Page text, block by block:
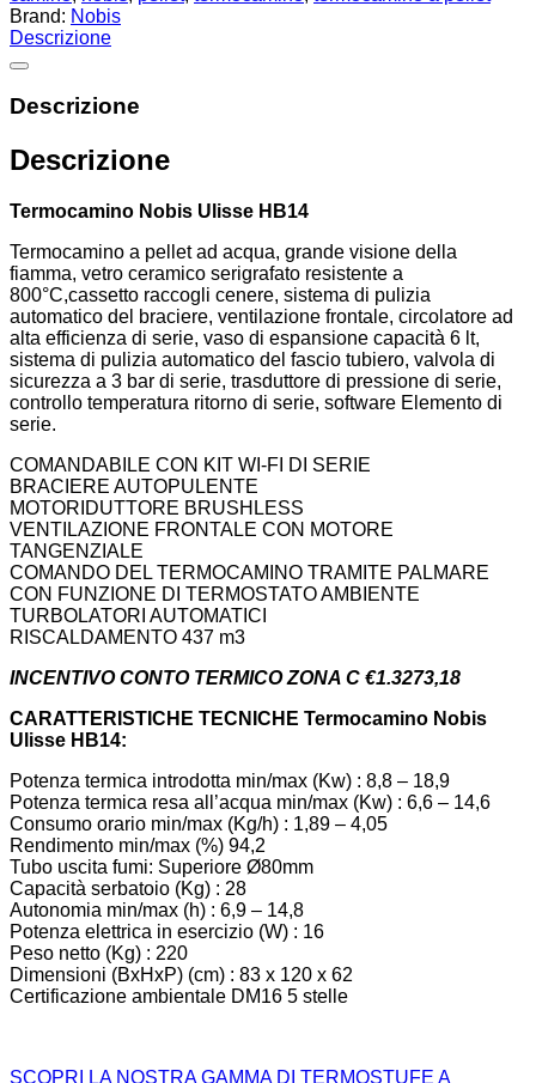
Brand: Nobis
Descrizione
Descrizione
Descrizione
Termocamino Nobis Ulisse HB14
Termocamino a pellet ad acqua, grande visione della
fiamma, vetro ceramico serigrafato resistente a
800°C,cassetto raccogli cenere, sistema di pulizia
automatico del braciere, ventilazione frontale, circolatore ad
alta efficienza di serie, vaso di espansione capacità 6 lt,
sistema di pulizia automatico del fascio tubiero, valvola di
sicurezza a 3 bar di serie, trasduttore di pressione di serie,
controllo temperatura ritorno di serie, software Elemento di
serie.
COMANDABILE CON KIT WI-FI DI SERIE
BRACIERE AUTOPULENTE
MOTORIDUTTORE BRUSHLESS
VENTILAZIONE FRONTALE CON MOTORE
TANGENZIALE
COMANDO DEL TERMOCAMINO TRAMITE PALMARE
CON FUNZIONE DI TERMOSTATO AMBIENTE
TURBOLATORI AUTOMATICI
RISCALDAMENTO 437 m3
INCENTIVO CONTO TERMICO ZONA C €1.3273,18
CARATTERISTICHE TECNICHE Termocamino Nobis
Ulisse HB14:
Potenza termica introdotta min/max (Kw) : 8,8 – 18,9
Potenza termica resa all’acqua min/max (Kw) : 6,6 – 14,6
Consumo orario min/max (Kg/h) : 1,89 – 4,05
Rendimento min/max (%) 94,2
Tubo uscita fumi: Superiore Ø80mm
Capacità serbatoio (Kg) : 28
Autonomia min/max (h) : 6,9 – 14,8
Potenza elettrica in esercizio (W) : 16
Peso netto (Kg) : 220
Dimensioni (BxHxP) (cm) : 83 x 120 x 62
Certificazione ambientale DM16 5 stelle
SCOPRI LA NOSTRA GAMMA DI TERMOSTUFE A